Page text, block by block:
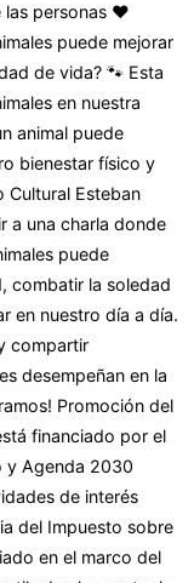
las personas ❤️
puede mejorar
de vida? 🐾 Esta
en nuestra
animal puede
bienestar físico y
Cultural Esteban
a una charla donde
puede
combatir la soledad
en nuestro día a día.
compartir
desempeñan en la
Promoción del
financiado por el
y Agenda 2030
de interés
del Impuesto sobre
en el marco del